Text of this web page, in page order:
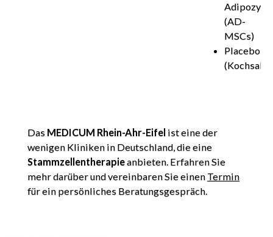
(AD-
MSCs)
Placebo
Das MEDICUM Rhein-Ahr-Eifel ist eine der
wenigen Kliniken in Deutschland, die eine
Stammzellentherapieanbieten. Erfahren Sie
mehr darüber und vereinbaren Sie einen Termin
für ein persönliches Beratungsgespräch.